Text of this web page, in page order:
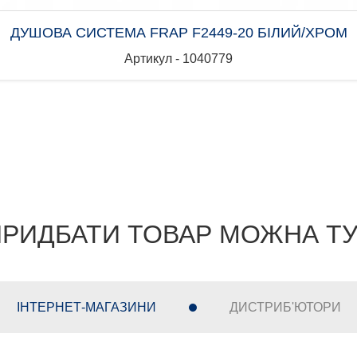
ДУШОВА СИСТЕМА FRAP F2449-20 БІЛИЙ/ХРОМ
Артикул - 1040779
ТОВАР МОЖНА
ІНТЕРНЕТ-МАГАЗИНИ ДИСТРИБ'ЮТОРИ